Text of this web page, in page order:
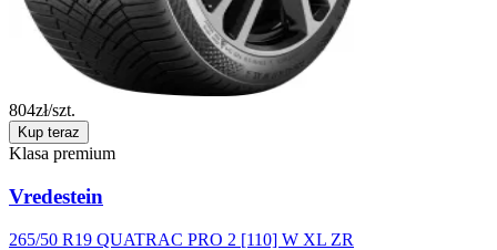
804zł/szt.
Kup teraz
Klasa premium
Vredestein
265/50 R19 QUATRAC PRO 2 [110] W XL ZR